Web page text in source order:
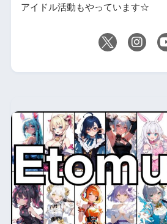
アイドル活動もやっています☆